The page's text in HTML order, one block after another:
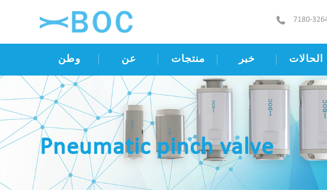
وطن عن منتجات خبر الحالات
Pneumatic pinch valve